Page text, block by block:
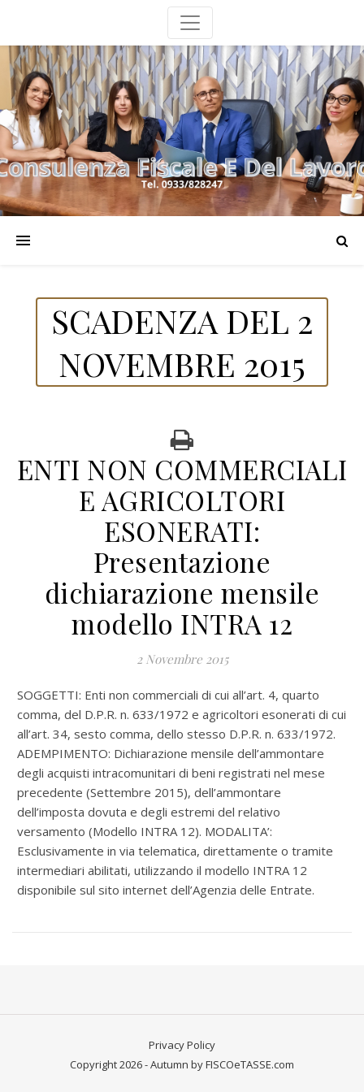
SCADENZA DEL 2
NOVEMBRE 2015
ENTI NON COMMERCIALI
E AGRICOLTORI
ESONERATI:
Presentazione
dichiarazione mensile
modello INTRA 12
2 Novembre 2015
SOGGETTI: Enti non commerciali di cui all’art. 4, quarto
comma, del D.P.R. n. 633/1972 e agricoltori esonerati di cui
all’art. 34, sesto comma, dello stesso D.P.R. n. 633/1972.
ADEMPIMENTO: Dichiarazione mensile dell’ammontare
degli acquisti intracomunitari di beni registrati nel mese
precedente (Settembre 2015), dell’ammontare
dell’imposta dovuta e degli estremi del relativo
versamento (Modello INTRA 12). MODALITA’:
Esclusivamente in via telematica, direttamente o tramite
intermediari abilitati, utilizzando il modello INTRA 12
disponibile sul sito internet dell’Agenzia delle Entrate.
Privacy Policy
Copyright 2026 - Autumn by FISCOeTASSE.com